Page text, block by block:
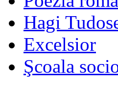
Hagi
Excelsior
Şcoala